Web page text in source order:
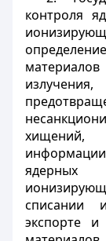
контроля
хищений,
ядерных
списании
экспорте